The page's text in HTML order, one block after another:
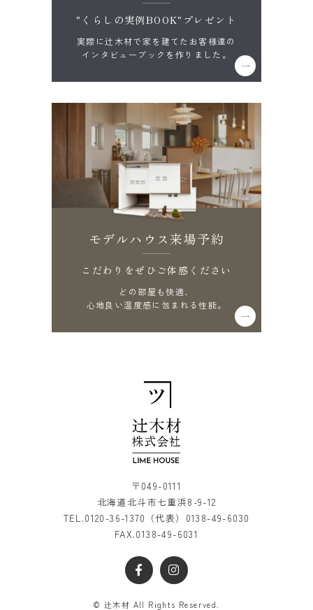
"くらしの実例BOOK"プレゼント
実際に辻木材で家を建てたお客様達の
インタビューブックを作りました。
モデルハウス来場予約
こだわりをぜひご体感ください
どの部屋も快適、
心地良い温度感に包まれる性能。
〒049-0111
北海道北斗市七重浜8-9-12
TEL.0120-36-1370 （代表） 0138-49-6030
FAX.0138-49-6031
© 辻木材 All Rights Reserved.